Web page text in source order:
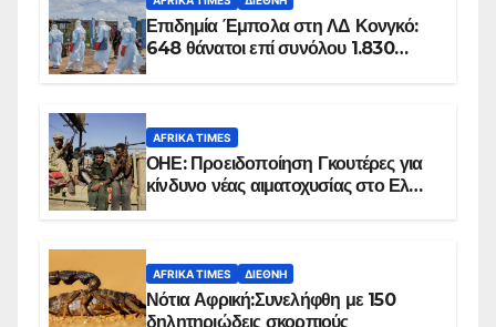
Επιδημία Έμπολα στη ΛΔ Κονγκό:
648 θάνατοι επί συνόλου 1.830
AFRIKA TIMES
ΟΗΕ: Προειδοποίηση Γκουτέρες για
κίνδυνο νέας αιματοχυσίας στο Ελ
AFRIKA TIMES ΔΙΕΘΝΉ
Νότια Αφρική:Συνελήφθη με 150
δηλητηριώδεις σκορπιούς